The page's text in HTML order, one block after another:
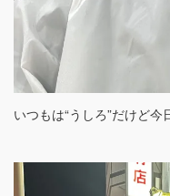
いつもは“うしろ”だけど